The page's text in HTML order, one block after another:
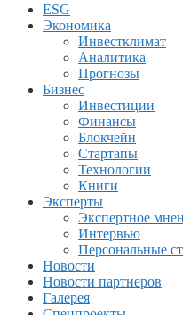
ESG
Экономика
Инвестклимат
Аналитика
Прогнозы
Бизнес
Инвестиции
Финансы
Блокчейн
Стартапы
Технологии
Книги
Эксперты
Экспертное
Интервью
Персональные
Новости
Новости партнеров
Галерея